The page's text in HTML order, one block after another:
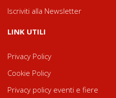
Iscriviti alla Newsletter
LINK UTILI
Privacy Policy
Cookie Policy
Privacy policy eventi e fiere